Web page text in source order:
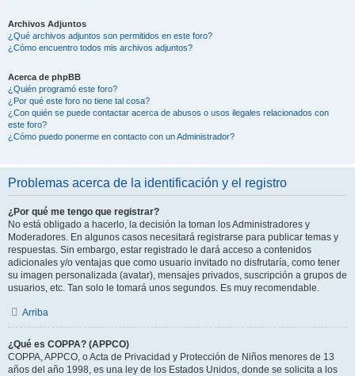
Archivos Adjuntos
¿Qué archivos adjuntos son permitidos en este foro?
¿Cómo encuentro todos mis archivos adjuntos?
Acerca de phpBB
¿Quién programó este foro?
¿Por qué este foro no tiene tal cosa?
¿Con quién se puede contactar acerca de abusos o usos ilegales relacionados con
este foro?
¿Cómo puedo ponerme en contacto con un Administrador?
Problemas acerca de la identificación y el registro
¿Por qué me tengo que registrar?
No está obligado a hacerlo, la decisión la toman los Administradores y
Moderadores. En algunos casos necesitará registrarse para publicar temas y
respuestas. Sin embargo, estar registrado le dará acceso a contenidos
adicionales y/o ventajas que como usuario invitado no disfrutaría, como tener
su imagen personalizada (avatar), mensajes privados, suscripción a grupos de
usuarios, etc. Tan solo le tomará unos segundos. Es muy recomendable.
Arriba
¿Qué es COPPA? (APPCO)
COPPA, APPCO, o Acta de Privacidad y Protección de Niños menores de 13
años del año 1998, es una ley de los Estados Unidos, donde se solicita a los